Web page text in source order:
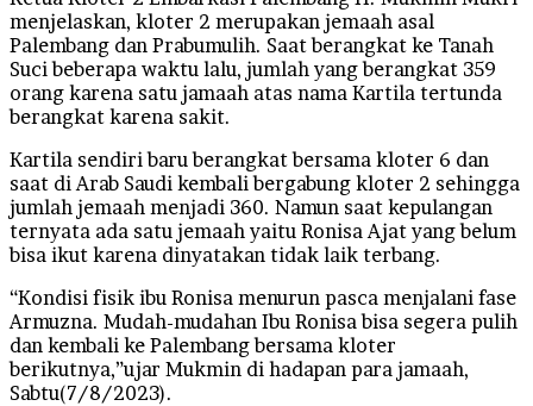
menjelaskan, kloter 2 merupakan jemaah asal
Palembang dan Prabumulih. Saat berangkat ke Tanah
Suci beberapa waktu lalu, jumlah yang berangkat 359
orang karena satu jamaah atas nama Kartila tertunda
berangkat karena sakit.
Kartila sendiri baru berangkat bersama kloter 6 dan
saat di Arab Saudi kembali bergabung kloter 2 sehingga
jumlah jemaah menjadi 360. Namun saat kepulangan
ternyata ada satu jemaah yaitu Ronisa Ajat yang belum
bisa ikut karena dinyatakan tidak laik terbang.
“Kondisi fisik ibu Ronisa menurun pasca menjalani fase
Armuzna. Mudah-mudahan Ibu Ronisa bisa segera pulih
dan kembali ke Palembang bersama kloter
berikutnya,”ujar Mukmin di hadapan para jamaah,
Sabtu(7/8/2023).